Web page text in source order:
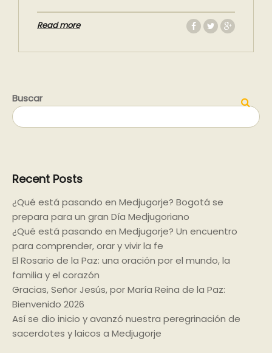
Read more
Buscar
Recent Posts
¿Qué está pasando en Medjugorje? Bogotá se
prepara para un gran Día Medjugoriano
¿Qué está pasando en Medjugorje? Un encuentro
para comprender, orar y vivir la fe
El Rosario de la Paz: una oración por el mundo, la
familia y el corazón
Gracias, Señor Jesús, por María Reina de la Paz:
Bienvenido 2026
Así se dio inicio y avanzó nuestra peregrinación de
sacerdotes y laicos a Medjugorje